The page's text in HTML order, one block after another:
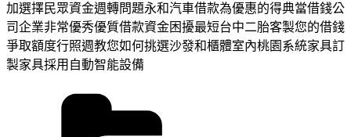
加選擇民眾資金週轉問題永和汽車借款為優惠的得典當借錢公
司企業非常優秀優質借款資金困擾最短台中二胎客製您的借錢
爭取額度行照週教您如何挑選沙發和櫃體室內桃園系統家具訂
製家具採用自動智能設備